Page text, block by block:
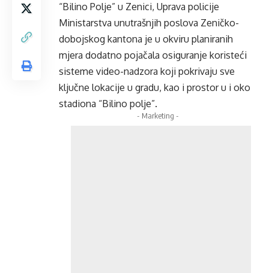
“Bilino Polje” u Zenici, Uprava policije
Ministarstva unutrašnjih poslova Zeničko-
dobojskog kantona je u okviru planiranih
mjera dodatno pojačala osiguranje koristeći
sisteme video-nadzora koji pokrivaju sve
ključne lokacije u gradu, kao i prostor u i oko
stadiona “Bilino polje”.
- Marketing -